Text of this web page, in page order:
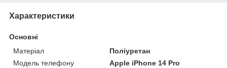
Характеристики
Основні
Матеріал
Поліуретан
Модель телефону
Apple iPhone 14 Pro